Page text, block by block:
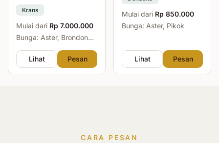
Krans
Mulai dari Rp 7.000.000
Bunga: Aster, Brondong,
Lihat
Pesan
Mulai dari Rp 850.000
Bunga: Aster, Pikok
Lihat Pesan
CARA PESAN